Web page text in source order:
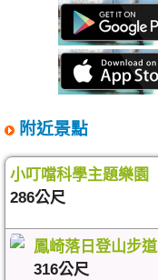
附近景點
小叮噹科學主題樂園
286公尺
鳳崎落日登山步道
316公尺